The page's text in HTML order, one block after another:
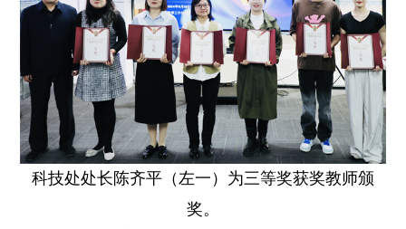
科技处处长陈齐平 （左一） 为三等奖获奖教师颁
奖。